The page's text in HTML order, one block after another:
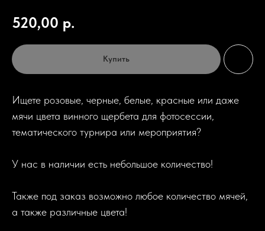
520,00 р.
Купить
Ищете розовые, черные, белые, красные или даже
мячи цвета винного щербета для фотосессии,
тематического турнира или мероприятия?
У нас в наличии есть небольшое количество!
Также под заказ возможно любое количество мячей,
а также различные цвета!